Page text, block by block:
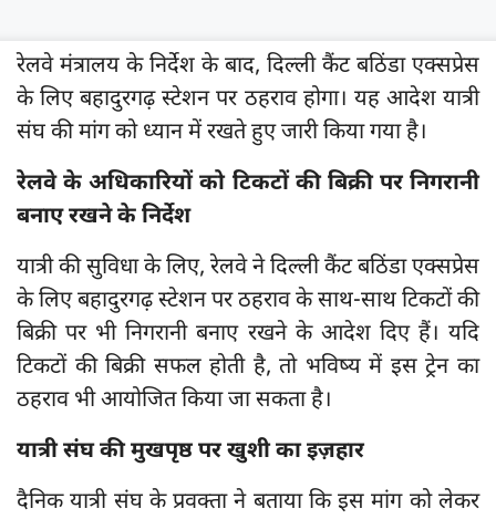
रेलवे मंत्रालय के निर्देश के बाद, दिल्ली कैंट बठिंडा एक्सप्रेस
के लिए बहादुरगढ़ स्टेशन पर ठहराव होगा। यह आदेश यात्री
संघ की मांग को ध्यान में रखते हुए जारी किया गया है।
रेलवे के अधिकारियों को टिकटों की बिक्री पर निगरानी
बनाए रखने के निर्देश
यात्री की सुविधा के लिए, रेलवे ने दिल्ली कैंट बठिंडा एक्सप्रेस
के लिए बहादुरगढ़ स्टेशन पर ठहराव के साथ-साथ टिकटों की
बिक्री पर भी निगरानी बनाए रखने के आदेश दिए हैं। यदि
टिकटों की बिक्री सफल होती है, तो भविष्य में इस ट्रेन का
ठहराव भी आयोजित किया जा सकता है।
यात्री संघ की मुखपृष्ठ पर खुशी का इज़हार
दैनिक यात्री संघ के प्रवक्ता ने बताया कि इस मांग को लेकर